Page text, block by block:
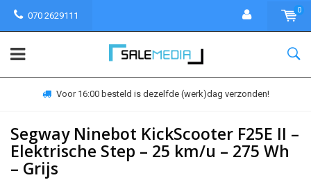
070 2629111
0
Voor 16:00 besteld is dezelfde (werk)dag verzonden!
Segway Ninebot KickScooter F25E II –
Elektrische Step – 25 km/u – 275 Wh
– Grijs